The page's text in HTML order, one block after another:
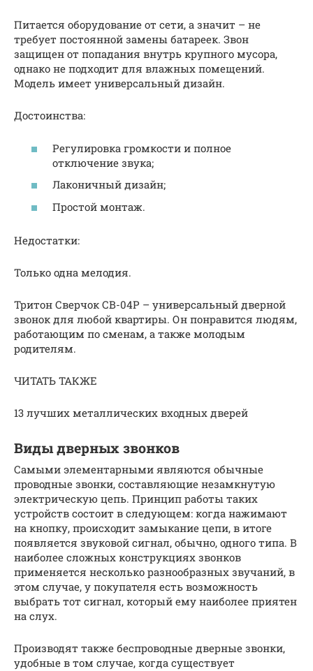
Питается оборудование от сети, а значит – не
требует постоянной замены батареек. Звон
защищен от попадания внутрь крупного мусора,
однако не подходит для влажных помещений.
Модель имеет универсальный дизайн.
Достоинства:
Регулировка громкости и полное
отключение звука;
Лаконичный дизайн;
Простой монтаж.
Недостатки:
Только одна мелодия.
Тритон Сверчок СВ-04Р – универсальный дверной
звонок для любой квартиры. Он понравится людям,
работающим по сменам, а также молодым
родителям.
ЧИТАТЬ ТАКЖЕ
13 лучших металлических входных дверей
Виды дверных звонков
Самыми элементарными являются обычные
проводные звонки, составляющие незамкнутую
электрическую цепь. Принцип работы таких
устройств состоит в следующем: когда нажимают
на кнопку, происходит замыкание цепи, в итоге
появляется звуковой сигнал, обычно, одного типа. В
наиболее сложных конструкциях звонков
применяется несколько разнообразных звучаний, в
этом случае, у покупателя есть возможность
выбрать тот сигнал, который ему наиболее приятен
на слух.
Производят также беспроводные дверные звонки,
удобные в том случае, когда существует